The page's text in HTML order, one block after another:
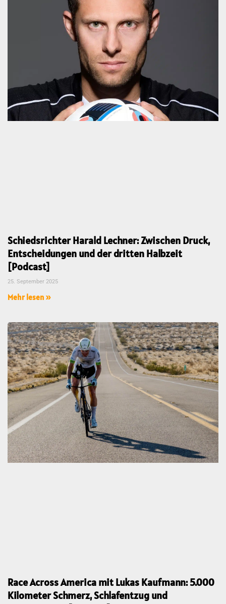
Schiedsrichter Harald Lechner: Zwischen Druck,
Entscheidungen und der dritten Halbzeit
[Podcast]
25. September 2025
Mehr lesen »
Race Across America mit Lukas Kaufmann: 5.000
Kilometer Schmerz, Schlafentzug und